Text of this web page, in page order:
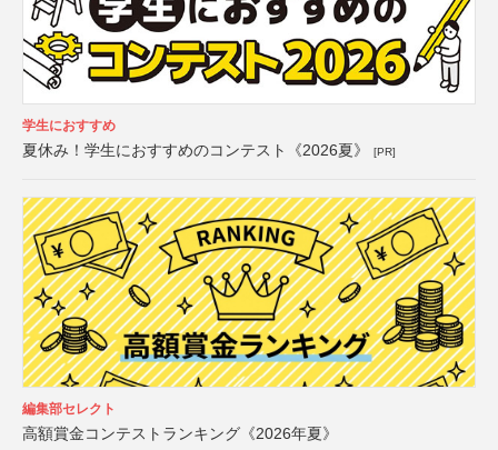
学生におすすめ
夏休み！学生におすすめのコンテスト《2026夏》 [PR]
編集部セレクト
高額賞金コンテストランキング《2026年夏》